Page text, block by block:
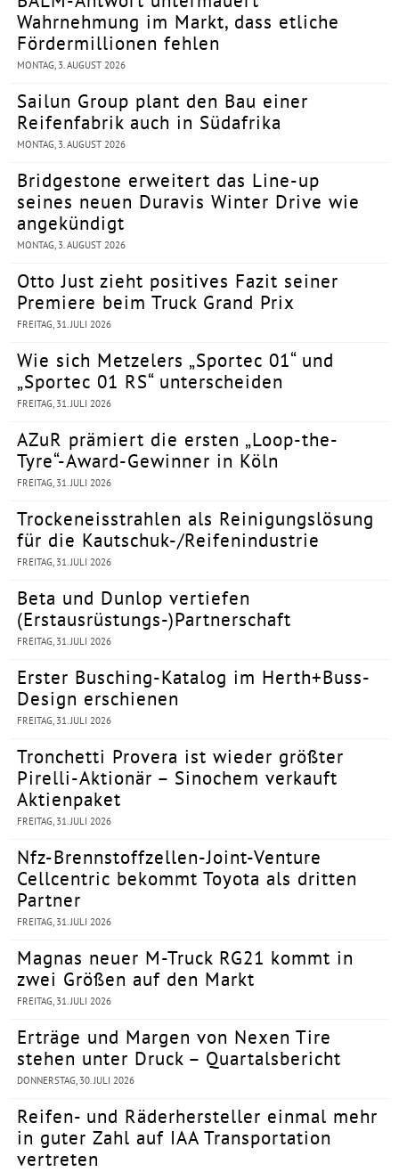
Wahrnehmung im Markt, dass etliche
Fördermillionen fehlen
MONTAG, 3. AUGUST 2026
Sailun Group plant den Bau einer
Reifenfabrik auch in Südafrika
MONTAG, 3. AUGUST 2026
Bridgestone erweitert das Line-up
seines neuen Duravis Winter Drive wie
angekündigt
MONTAG, 3. AUGUST 2026
Otto Just zieht positives Fazit seiner
Premiere beim Truck Grand Prix
FREITAG, 31. JULI 2026
Wie sich Metzelers „Sportec 01“ und
„Sportec 01 RS“ unterscheiden
FREITAG, 31. JULI 2026
AZuR prämiert die ersten „Loop-the-
Tyre“-Award-Gewinner in Köln
FREITAG, 31. JULI 2026
Trockeneisstrahlen als Reinigungslösung
für die Kautschuk-/Reifenindustrie
FREITAG, 31. JULI 2026
Beta und Dunlop vertiefen
(Erstausrüstungs-)Partnerschaft
FREITAG, 31. JULI 2026
Erster Busching-Katalog im Herth+Buss-
Design erschienen
FREITAG, 31. JULI 2026
Tronchetti Provera ist wieder größter
Pirelli-Aktionär – Sinochem verkauft
Aktienpaket
FREITAG, 31. JULI 2026
Nfz-Brennstoffzellen-Joint-Venture
Cellcentric bekommt Toyota als dritten
Partner
FREITAG, 31. JULI 2026
Magnas neuer M-Truck RG21 kommt in
zwei Größen auf den Markt
FREITAG, 31. JULI 2026
Erträge und Margen von Nexen Tire
stehen unter Druck – Quartalsbericht
DONNERSTAG, 30. JULI 2026
Reifen- und Räderhersteller einmal mehr
in guter Zahl auf IAA Transportation
vertreten